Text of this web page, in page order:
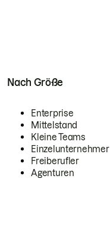
Nach Größe
Enterprise
Mittelstand
Kleine Teams
Einzelunternehmer
Freiberufler
Agenturen